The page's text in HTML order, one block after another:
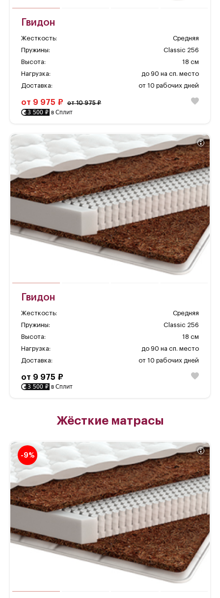
Гвидон
Жесткость:
Средняя
Пружины:
Classic 256
Высота:
18 см
Нагрузка:
до 90 на сп. место
Доставка:
от 10 рабочих дней
от 9 975 ₽ от 10 975 ₽
3 500 ₽ в Сплит
Гвидон
Жесткость:
Средняя
Пружины:
Classic 256
Высота:
18 см
Нагрузка:
до 90 на сп. место
Доставка:
от 10 рабочих дней
от 9 975 ₽
3 500 ₽ в Сплит
Жёсткие матрасы
-9%